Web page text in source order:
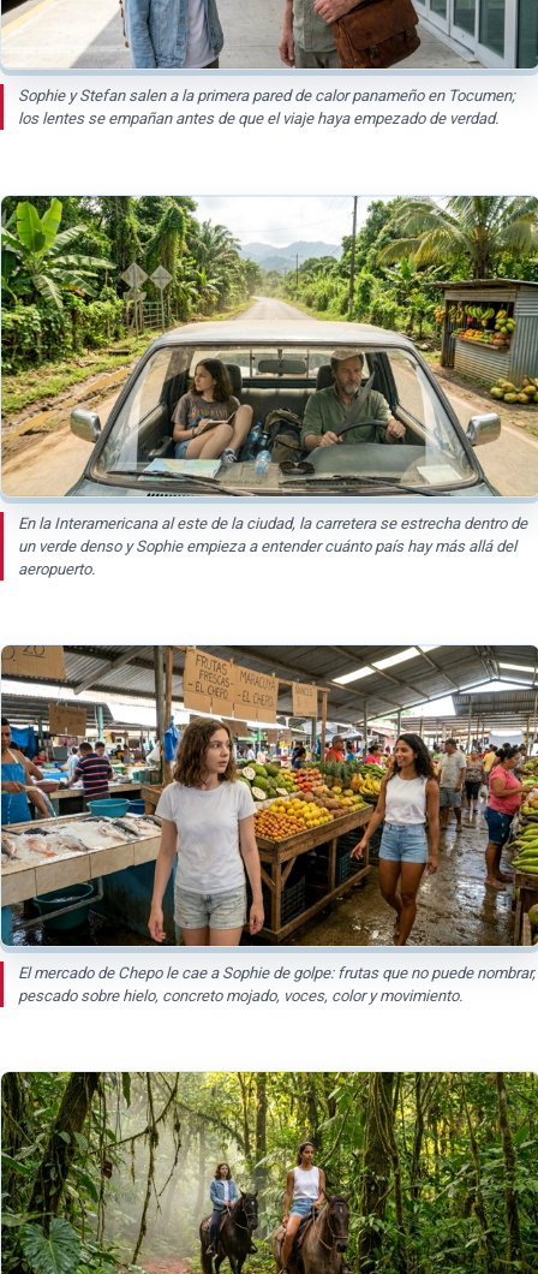
Sophie y Stefan salen a la primera pared de calor panameño en Tocumen;
los lentes se empañan antes de que el viaje haya empezado de verdad.
En la Interamericana al este de la ciudad, la carretera se estrecha dentro de
un verde denso y Sophie empieza a entender cuánto país hay más allá del
aeropuerto.
El mercado de Chepo le cae a Sophie de golpe: frutas que no puede nombrar,
pescado sobre hielo, concreto mojado, voces, color y movimiento.